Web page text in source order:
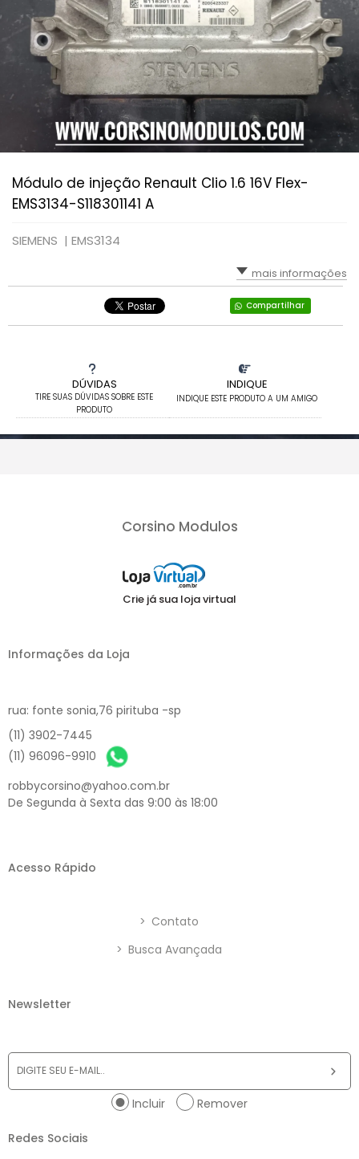
Módulo de injeção Renault Clio 1.6 16V Flex-
EMS3134-S118301141 A
SIEMENS | EMS3134
mais informações
Compartilhar
DÚVIDAS
TIRE SUAS DÚVIDAS SOBRE ESTE
PRODUTO
INDIQUE
INDIQUE ESTE PRODUTO A UM AMIGO
Corsino Modulos
Crie já sua loja virtual
Informações da Loja
rua: fonte sonia,76 pirituba -sp
(11) 3902-7445
(11) 96096-9910
robbycorsino@yahoo.com.br
De Segunda à Sexta das 9:00 às 18:00
Acesso Rápido
> Contato
> Busca Avançada
Newsletter
Incluir Remover
Redes Sociais